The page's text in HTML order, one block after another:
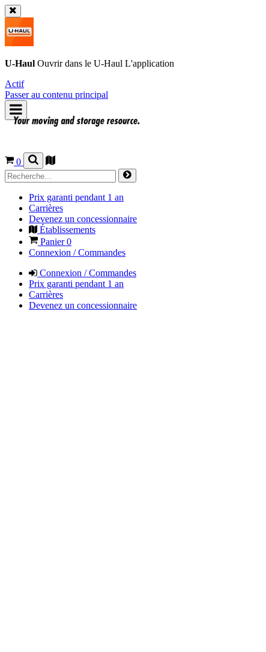
U-Haul Ouvrir dans le U-Haul L'application
Actif
Passer au contenu principal
0
Prix garanti pendant 1 an
Carrières
Devenez un concessionnaire
Établissements
Panier0
Connexion / Commandes
Connexion / Commandes
Prix garanti pendant 1 an
Carrières
Devenez un concessionnaire